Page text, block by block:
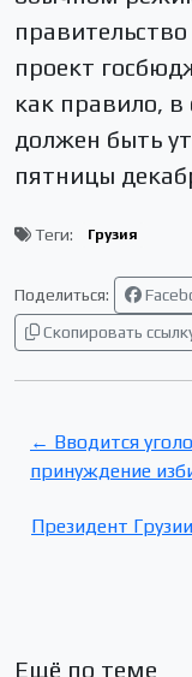
проект
как правило,
должен быть
пятницы
Теги: Грузия
Поделиться:
Скопировать
← Вводится
принуждение
Президент
Ещё по теме